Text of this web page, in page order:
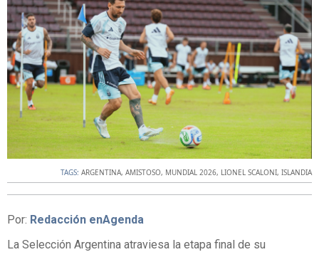
TAGS: ARGENTINA, AMISTOSO, MUNDIAL 2026, LIONEL SCALONI, ISLANDIA
Por: Redacción enAgenda
La Selección Argentina atraviesa la etapa final de su